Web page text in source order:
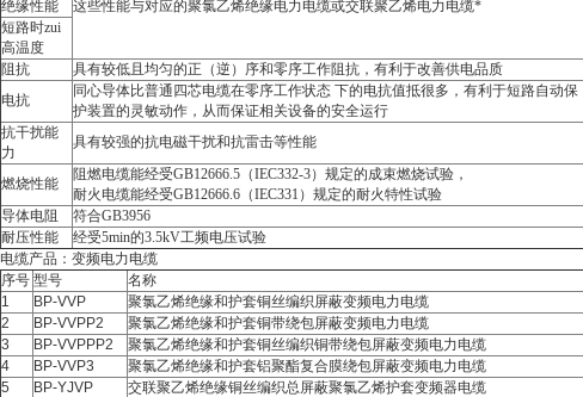
这些性能与对应的聚氯乙烯绝缘电力电缆或交联聚乙烯电力电缆*
绝缘性能
短路时zui
高温度
阻抗
具有较低且均匀的正（逆）序和零序工作阻抗，有利于改善供电品质
电抗
同心导体比普通四芯电缆在零序工作状态 下的电抗值抵很多，有利于短路自动保
护装置的灵敏动作，从而保证相关设备的安全运行
抗干扰能
力
具有较强的抗电磁干扰和抗雷击等性能
燃烧性能
阻燃电缆能经受GB12666.5（IEC332-3）规定的成束燃烧试验，
耐火电缆能经受GB12666.6（IEC331）规定的耐火特性试验
导体电阻
符合GB3956
耐压性能
经受5min的3.5kV工频电压试验
电缆产品：变频电力电缆
序号 型号
名称
1
BP-VVP
聚氯乙烯绝缘和护套铜丝编织屏蔽变频电力电缆
2
BP-VVPP2
聚氯乙烯绝缘和护套铜带绕包屏蔽变频电力电缆
3
BP-VVPPP2
聚氯乙烯绝缘和护套铜丝编织铜带绕包屏蔽变频电力电缆
4
BP-VVP3
聚氯乙烯绝缘和护套铝聚酯复合膜绕包屏蔽变频电力电缆
5
BP-YJVP
交联聚乙烯绝缘铜丝编织总屏蔽聚氯乙烯护套变频器电缆